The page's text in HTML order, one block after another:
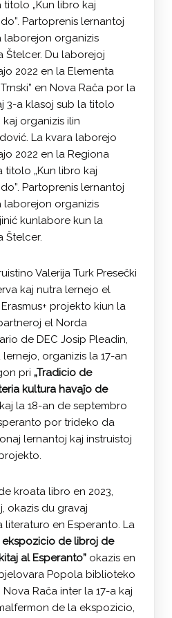
titolo „Kun libro kaj
Partoprenis lernantoj
laborejon organizis
Štelcer. Du laborejoj
2022 en la Elementa
en Nova Rača por la
3-a klasoj sub la titolo
kaj organizis ilin
La kvara laborejo
2022 en la Regiona
titolo „Kun libro kaj
Partoprenis lernantoj
laborejon organizis
kunlabore kun la
Štelcer.
Valerija Turk Presečki
kaj nutra lernejo el
projekto kiun la
el Norda
de DEC Josip Pleadin,
organizis la 17-an
pri „Tradicio de
kultura havaĵo de
la 18-an de septembro
por trideko da
lernantoj kaj instruistoj
kroata libro en 2023,
okazis du gravaj
literaturo en Esperanto. La
ekspozicio de libroj de
al Esperanto” okazis en
Popola biblioteko
Nova Rača inter la 17-a kaj
de la ekspozicio,